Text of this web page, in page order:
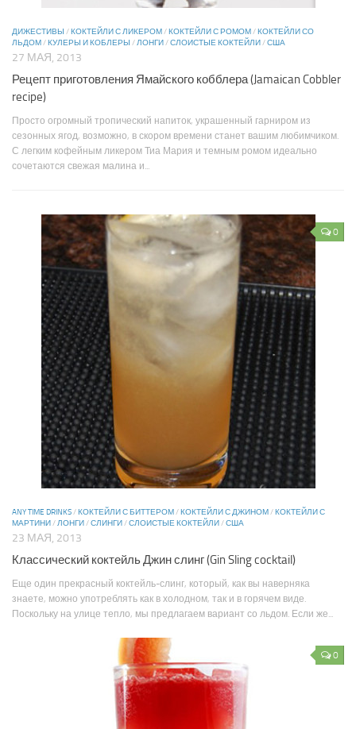
ДИЖЕСТИВЫ /КОКТЕЙЛИ С ЛИКЕРОМ/КОКТЕЙЛИ С РОМОМ/КОКТЕЙЛИ СО
ЛЬДОМ/КУЛЕРЫ И КОБЛЕРЫ /ЛОНГИ/СЛОИСТЫЕ КОКТЕЙЛИ/США
27 МАЯ, 2013
Рецепт приготовления Ямайского кобблера (Jamaican Cobbler
recipe)
Просто огромный тропический напиток, украшенный гарниром из
сезонных ягод, возможно, в скором времени станет вашим любимчиком.
С легким кофейным ликером Тиа Мария и темным ромом идеально
сочетаются свежая малина и...
0
ANY TIME DRINKS/КОКТЕЙЛИ С БИТТЕРОМ/КОКТЕЙЛИ С ДЖИНОМ/КОКТЕЙЛИ С
МАРТИНИ/ЛОНГИ/СЛИНГИ/СЛОИСТЫЕ КОКТЕЙЛИ/США
23 МАЯ, 2013
Классический коктейль Джин слинг (Gin Sling cocktail)
Еще один прекрасный коктейль-слинг, который, как вы наверняка
знаете, можно употреблять как в холодном, так и в горячем виде.
Поскольку на улице тепло, мы предлагаем вариант со льдом. Если же...
0